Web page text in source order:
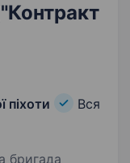
піхоти
Вся